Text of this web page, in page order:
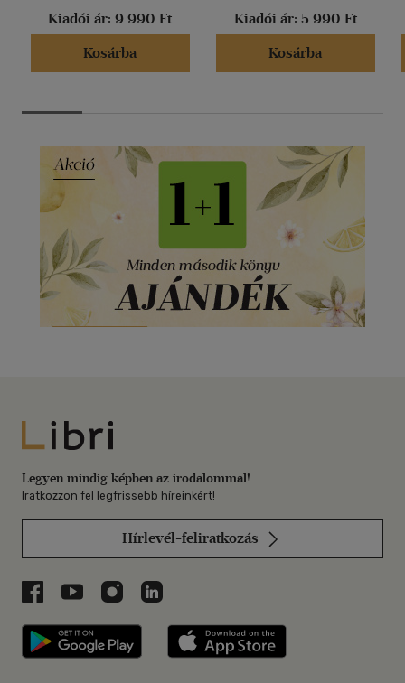
Kiadói ár: 9 990 Ft
Kosárba
Kiadói ár: 5 990 Ft
Kosárba
Libri
Legyen mindig képben az irodalommal!
Iratkozzon fel legfrissebb híreinkért!
Hírlevél-feliratkozás
Libri a Facebookon
Libri a Youtube-on
Libri az Instagramon
Libri a LinkedInen
Libri applikáció Szerezd meg: Google